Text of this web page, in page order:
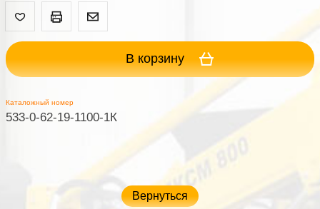
В корзину
Каталожный номер
533-0-62-19-1100-1К
Вернуться